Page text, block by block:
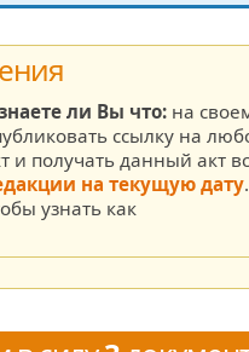
утратившие силу без
ли Вы что: на
ссылку на
и получать данный акт
на текущую дату
узнать как